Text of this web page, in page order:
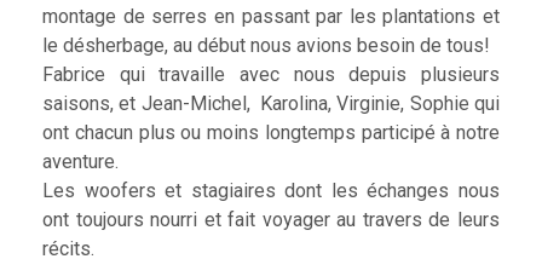
montage de serres en passant par les plantations et
le désherbage, au début nous avions besoin de tous!
Fabrice qui travaille avec nous depuis plusieurs
saisons, et Jean-Michel, Karolina, Virginie, Sophie qui
ont chacun plus ou moins longtemps participé à notre
aventure.
Les woofers et stagiaires dont les échanges nous
ont toujours nourri et fait voyager au travers de leurs
récits.